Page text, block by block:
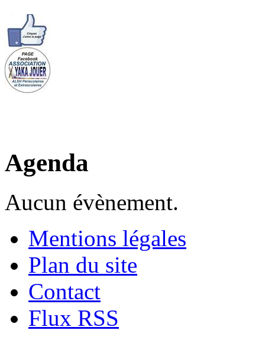
Agenda
Aucun évènement.
Mentions légales
Plan du site
Contact
Flux RSS